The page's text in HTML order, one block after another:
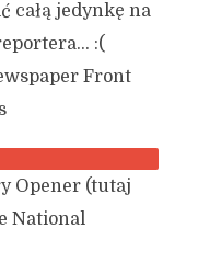
całą jedynkę na
:(
Front
Opener (tutaj
National